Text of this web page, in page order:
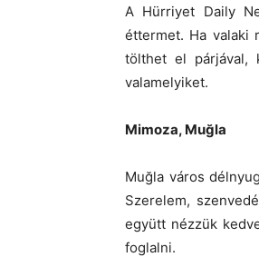
A Hürriyet Daily
éttermet. Ha valaki
tölthet el párjával,
valamelyiket.
Mimoza, Muğla
Muğla város
Szerelem,
együtt nézzük
foglalni.